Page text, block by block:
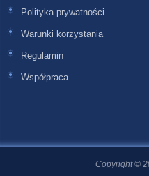
Polityka prywatności
Warunki korzystania
Regulamin
Współpraca
Copyright ©